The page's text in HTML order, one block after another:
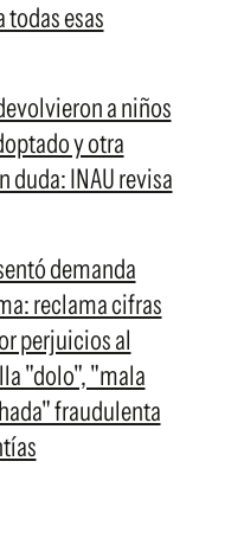
esas
a niños
y otra
duda: INAU revisa
demanda
reclama cifras
perjuicios al
"dolo", "mala
fraudulenta